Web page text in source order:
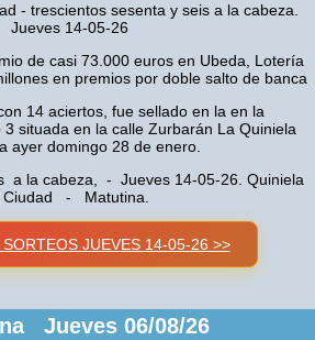
- trescientos sesenta y seis a la cabeza.
Jueves 14-05-26
de casi 73.000 euros en Ubeda, Lotería
en premios por doble salto de banca
14 aciertos, fue sellado en la en la
situada en la calle Zurbarán La Quiniela
ayer domingo 28 de enero.
a la cabeza, - Jueves 14-05-26. Quiniela
- Matutina.
JUEVES 14-05-26 >>
Jueves 06/08/26